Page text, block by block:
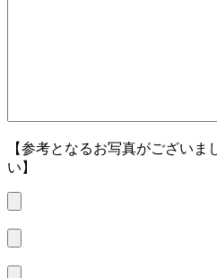
【参考となるお写真がございま
い】